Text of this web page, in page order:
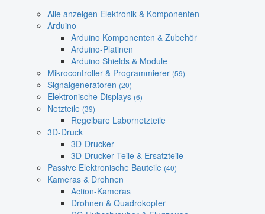
Alle anzeigen Elektronik & Komponenten
Arduino
Arduino Komponenten & Zubehör
Arduino-Platinen
Arduino Shields & Module
Mikrocontroller & Programmierer (59)
Signalgeneratoren (20)
Elektronische Displays (6)
Netzteile (39)
Regelbare Labornetzteile
3D-Druck
3D-Drucker
3D-Drucker Teile & Ersatzteile
Passive Elektronische Bauteile (40)
Kameras & Drohnen
Action-Kameras
Drohnen & Quadrokopter